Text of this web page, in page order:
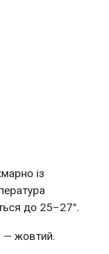
із
до 25–27°.
— жовтий.